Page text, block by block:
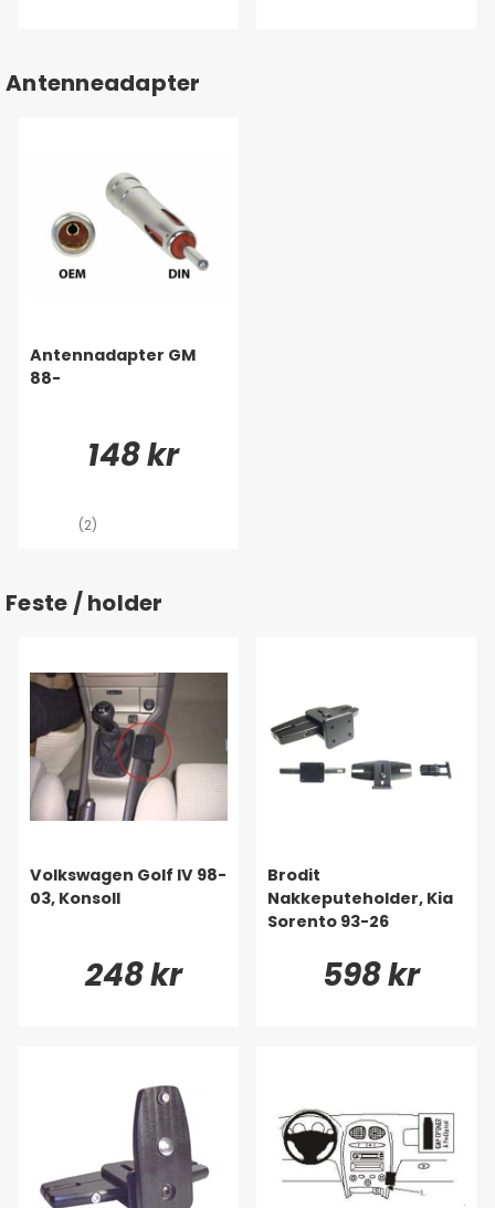
Antenneadapter
Antennadapter GM
88-
148 kr
(2)
Feste / holder
Volkswagen Golf IV 98-
03, Konsoll
248 kr
Brodit
Nakkeputeholder, Kia
Sorento 93-26
598 kr